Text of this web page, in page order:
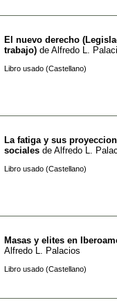
El nuevo derecho
trabajo) de Alfredo L.
Libro usado (Castellano)
La fatiga y sus
sociales de Alfredo L.
Libro usado (Castellano)
Masas y elites en
Alfredo L. Palacios
Libro usado (Castellano)